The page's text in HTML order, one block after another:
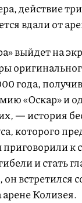
действие
вдали от
выйдет на
года,
«Оскар» и
— история
которого
приговорили к
и стать
встретился
Колизея.